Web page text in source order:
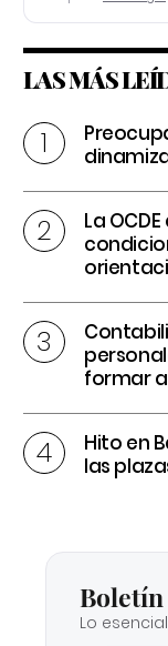
LAS MÁS
La
formar
Hito en
las
Lo